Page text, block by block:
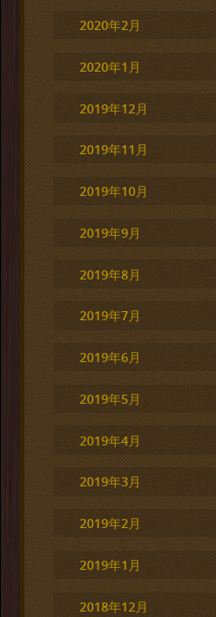
2020年2月
2020年1月
2019年12月
2019年11月
2019年10月
2019年9月
2019年8月
2019年7月
2019年6月
2019年5月
2019年4月
2019年3月
2019年2月
2019年1月
2018年12月